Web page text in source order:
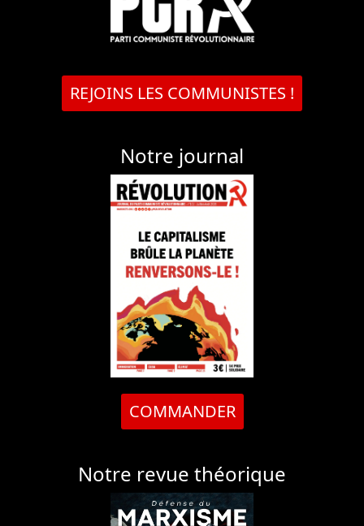
REJOINS LES COMMUNISTES !
Notre journal
COMMANDER
Notre revue théorique